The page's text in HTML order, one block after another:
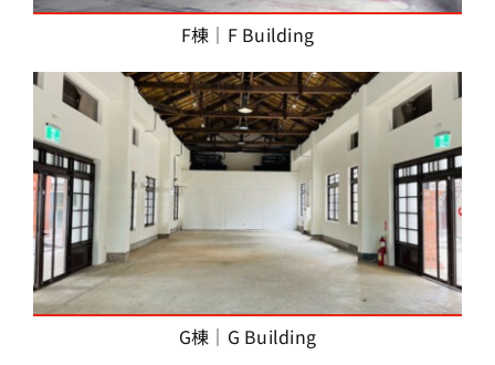
F棟｜F Building
G棟｜G Building